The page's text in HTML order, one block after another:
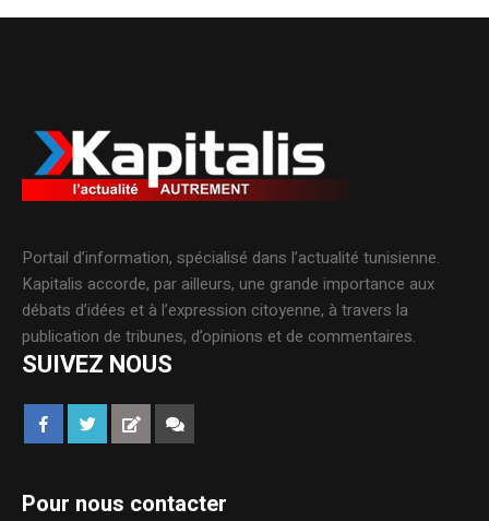
Portail d’information, spécialisé dans l’actualité tunisienne.
Kapitalis accorde, par ailleurs, une grande importance aux
débats d’idées et à l’expression citoyenne, à travers la
publication de tribunes, d’opinions et de commentaires.
SUIVEZ NOUS
Pour nous contacter